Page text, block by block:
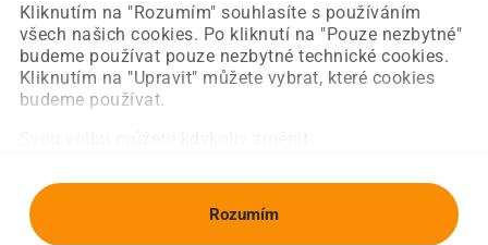
Kliknutím na "Rozumím" souhlasíte s používáním
všech našich cookies. Po kliknutí na "Pouze nezbytné"
budeme používat pouze nezbytné technické cookies.
Kliknutím na "Upravit" můžete vybrat, které cookies
budeme používat.
Rozumím
Obnovit stránku Úvodní strana